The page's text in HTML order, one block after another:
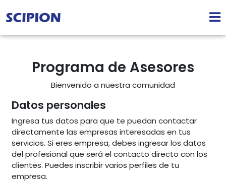
Programa de Asesores
Bienvenido a nuestra comunidad
Datos personales
Ingresa tus datos para que te puedan contactar
directamente las empresas interesadas en tus
servicios. Si eres empresa, debes ingresar los datos
del profesional que será el contacto directo con los
clientes. Puedes inscribir varios perfiles de tu
empresa.